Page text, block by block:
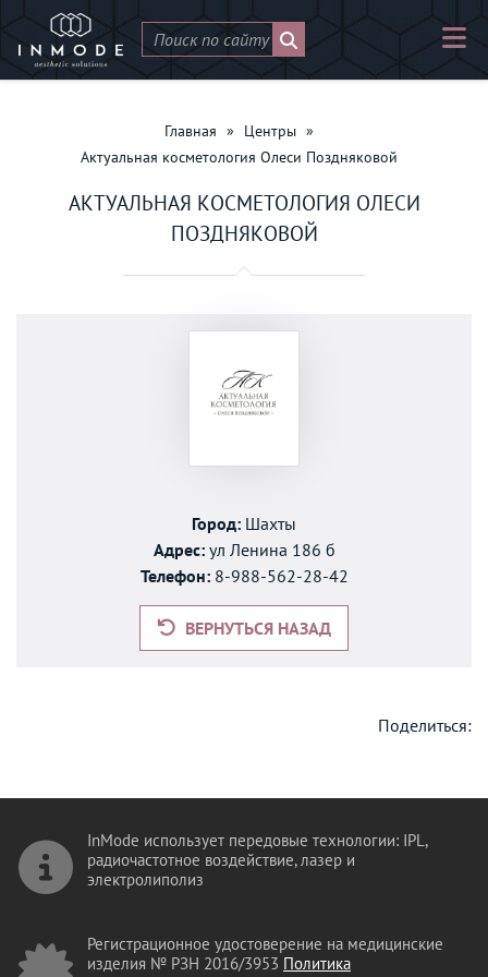
Главная » Центры »
Актуальная косметология Олеси Поздняковой
АКТУАЛЬНАЯ КОСМЕТОЛОГИЯ ОЛЕСИ
ПОЗДНЯКОВОЙ
Город: Шахты
Адрес:ул Ленина 186 б
Телефон:8-988-562-28-42
ВЕРНУТЬСЯ НАЗАД
Поделиться:
InMode использует передовые технологии: IPL,
радиочастотное воздействие, лазер и
электролиполиз
Регистрационное удостоверение на медицинские
изделия № РЗН 2016/3953 Политика